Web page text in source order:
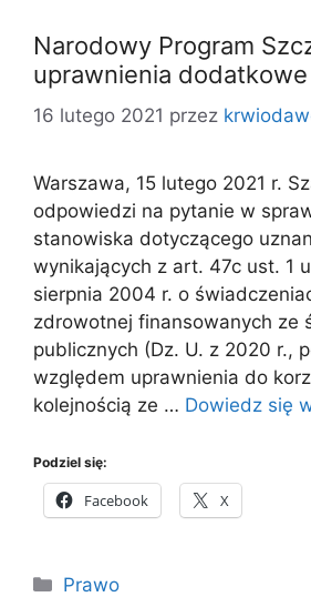
Narodowy Program
uprawnienia dodatkowe
16 lutego 2021 przez
Warszawa, 15 lutego 2021 r.
odpowiedzi na pytanie w
stanowiska dotyczącego
wynikających z art. 47c ust. 1
sierpnia 2004 r. o
zdrowotnej finansowanych ze
publicznych (Dz. U. z 2020 r.,
względem uprawnienia do
kolejnością ze … Dowiedz się
Podziel się:
Facebook X
Kategorie
Prawo